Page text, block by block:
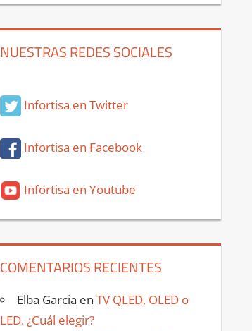
NUESTRAS REDES SOCIALES
Infortisa en Twitter
Infortisa en Facebook
Infortisa en Youtube
COMENTARIOS RECIENTES
Elba Garcia enTV QLED, OLED o
LED. ¿Cuál elegir?